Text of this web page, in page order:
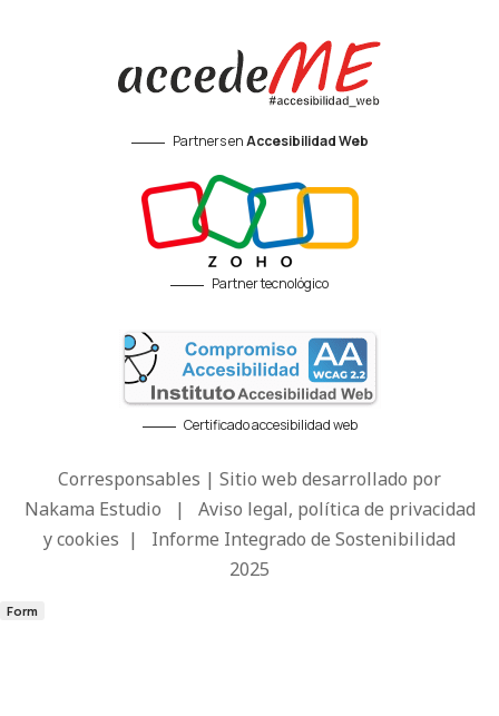
Partners enAccesibilidad Web
Partner tecnológico
Certificado accesibilidad web
Corresponsables | Sitio web desarrollado por
Nakama Estudio | Aviso legal, política de privacidad
y cookies | Informe Integrado de Sostenibilidad
2025
Form